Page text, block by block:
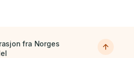
fra Norges